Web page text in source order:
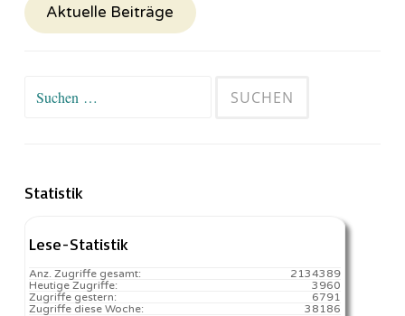
Aktuelle Beiträge
Suchen
Statistik
Lese-Statistik
2134389
Anz. Zugriffe gesamt:
3960
Heutige Zugriffe:
6791
Zugriffe gestern:
38186
Zugriffe diese Woche: